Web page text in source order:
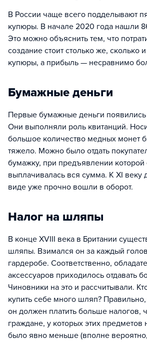
В России чаще всего подделывают
купюры. В начале 2020 года нашли
Это можно объяснить тем, что
создание стоит столько же, сколько
купюры, а прибыль — несравнимо
Бумажные деньги
Первые бумажные деньги появились
Они выполняли роль квитанций.
большое количество медных монет
тяжело. Можно было отдать
бумажку, при предъявлении которой
выплачивалась вся сумма. К XI веку
виде уже прочно вошли в оборот.
Налог на шляпы
В конце XVIII века в Британии
шляпы. Взимался он за каждый
гардеробе. Соответственно,
аксессуаров приходилось отдавать
Чиновники на это и рассчитывали.
купить себе много шляп? Правильно,
он должен платить больше налогов,
граждане, у которых этих
было явно меньше (вполне